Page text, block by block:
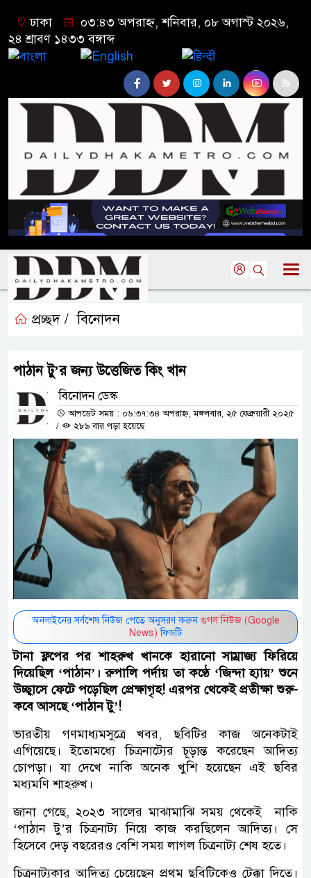
ঢাকা
০৩:৪৩ অপরাহ্ন, শনিবার, ০৮ অগাস্ট ২০২৬,
২৪ শ্রাবণ ১৪৩৩ বঙ্গাব্দ
প্রচ্ছদ / বিনোদন
পাঠান টু’র জন্য উত্তেজিত কিং খান
বিনোদন ডেস্ক
আপডেট সময় : ০৬:৩৭:৩৪ অপরাহ্ন, মঙ্গলবার, ২৫ ফেব্রুয়ারী ২০২৫
/
২৮৯ বার পড়া হয়েছে
অনলাইনের সর্বশেষ নিউজ পেতে অনুসরণ করুন গুগল নিউজ (Google
News) ফিডটি
টানা ফ্লপের পর শাহরুখ খানকে হারানো সাম্রাজ্য ফিরিয়ে
দিয়েছিল ‘পাঠান’। রুপালি পর্দায় তা কণ্ঠে ‘জিন্দা হ্যায়’ শুনে
উচ্ছ্বাসে ফেটে পড়েছিল প্রেক্ষাগৃহ! এরপর থেকেই প্রতীক্ষা শুরু-
কবে আসছে ‘পাঠান টু’!
ভারতীয় গণমাধ্যমসুত্রে খবর, ছবিটির কাজ অনেকটাই
এগিয়েছে। ইতোমধ্যে চিত্রনাট্যের চূড়ান্ত করেছেন আদিত্য
চোপড়া। যা দেখে নাকি অনেক খুশি হয়েছেন এই ছবির
মধ্যমণি শাহরুখ।
জানা গেছে, ২০২৩ সালের মাঝামাঝি সময় থেকেই নাকি
‘পাঠান টু’র চিত্রনাট্য নিয়ে কাজ করছিলেন আদিত্য। সে
হিসেবে দেড় বছরেরও বেশি সময় লাগল চিত্রনাট্য শেষ হতে।
চিত্রনাট্যকার আদিত্য চেয়েছেন প্রথম ছবিটিকেও টেক্কা দিতে।